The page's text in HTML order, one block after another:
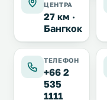
ЦЕНТРА
27 км ·
Бангкок
ТЕЛЕФОН
+66 2
535
1111